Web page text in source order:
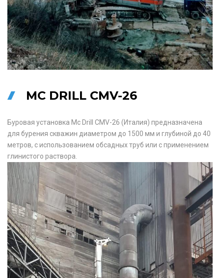
MC DRILL CMV-26
Буровая установка Mc Drill CMV-26 (Италия) предназначена
для бурения скважин диаметром до 1500 мм и глубиной до 40
метров, с использованием обсадных труб или с применением
глинистого раствора.